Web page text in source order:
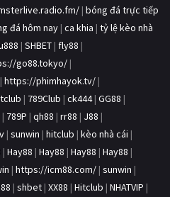
| bóng đá trực tiếp
đá hôm nay | ca khia | tỷ lệ kèo nhà
| SHBET | fly88 |
go88.tokyo/ |
| https://phimhayok.tv/ |
| 789Club | ck444| GG88 |
| 789P | qh88 | rr88 | J88 |
| sunwin | hitclub | kèo nhà cái |
| Hay88 | Hay88 | Hay88 | Hay88 |
| https://icm88.com/ | sunwin |
| shbet | XX88 | Hitclub | NHATVIP |